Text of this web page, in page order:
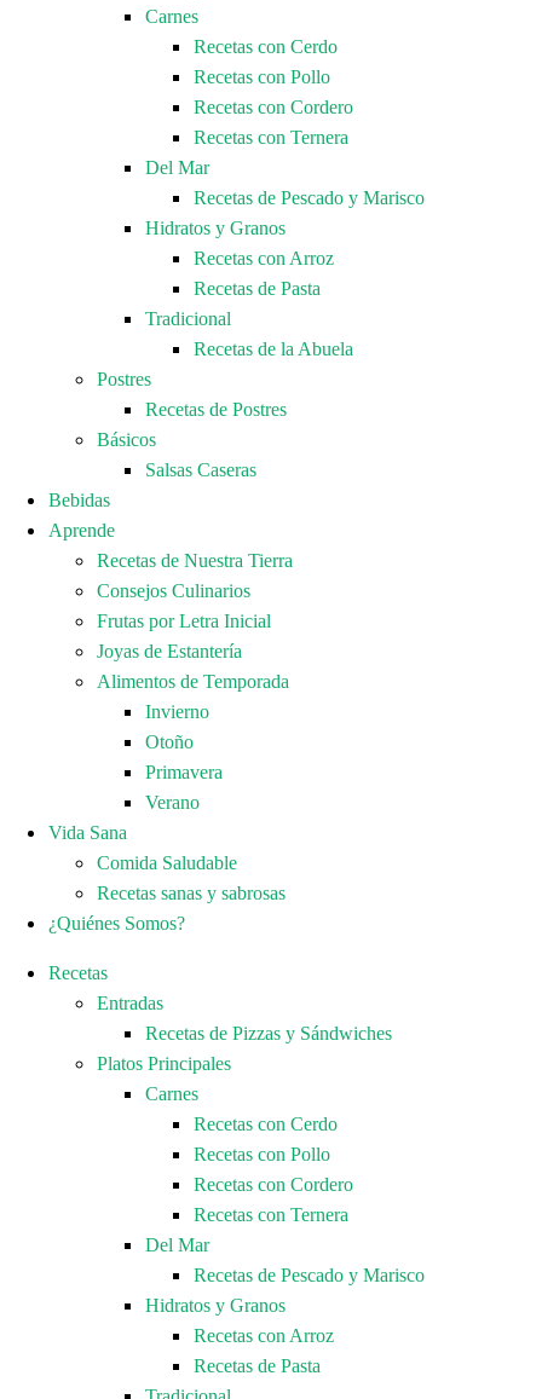
Carnes
Recetas con Cerdo
Recetas con Pollo
Recetas con Cordero
Recetas con Ternera
Del Mar
Recetas de Pescado y Marisco
Hidratos y Granos
Recetas con Arroz
Recetas de Pasta
Tradicional
Recetas de la Abuela
Postres
Recetas de Postres
Básicos
Salsas Caseras
Bebidas
Aprende
Recetas de Nuestra Tierra
Consejos Culinarios
Frutas por Letra Inicial
Joyas de Estantería
Alimentos de Temporada
Invierno
Otoño
Primavera
Verano
Vida Sana
Comida Saludable
Recetas sanas y sabrosas
¿Quiénes Somos?
Recetas
Entradas
Recetas de Pizzas y Sándwiches
Platos Principales
Carnes
Recetas con Cerdo
Recetas con Pollo
Recetas con Cordero
Recetas con Ternera
Del Mar
Recetas de Pescado y Marisco
Hidratos y Granos
Recetas con Arroz
Recetas de Pasta